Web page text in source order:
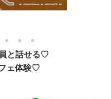
4 5 6
と話せる♡
ェ体験♡